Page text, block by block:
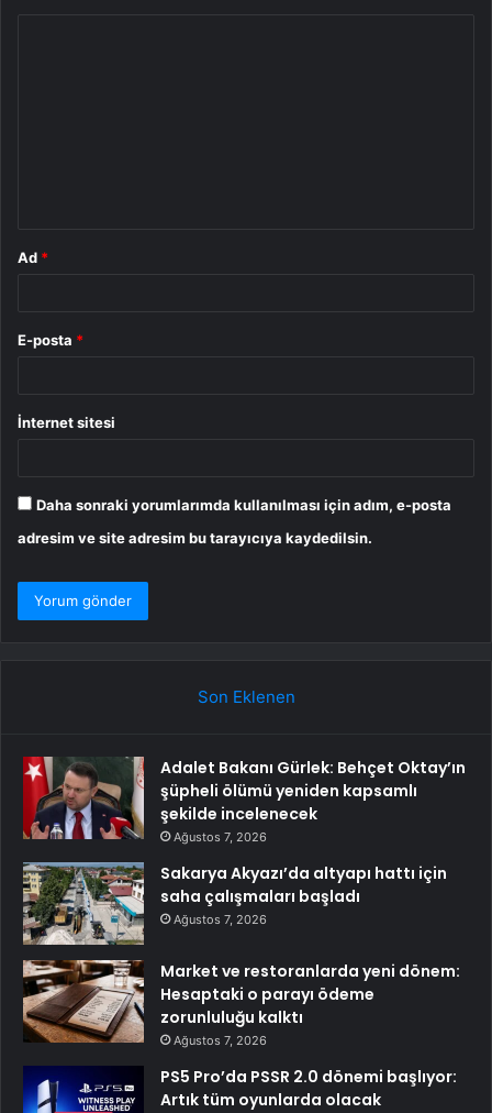
Ad *
E-posta *
İnternet sitesi
Daha sonraki yorumlarımda kullanılması için adım, e-posta
adresim ve site adresim bu tarayıcıya kaydedilsin.
Son Eklenen
Adalet Bakanı Gürlek: Behçet Oktay’ın
şüpheli ölümü yeniden kapsamlı
şekilde incelenecek
Ağustos 7, 2026
Sakarya Akyazı’da altyapı hattı için
saha çalışmaları başladı
Ağustos 7, 2026
Market ve restoranlarda yeni dönem:
Hesaptaki o parayı ödeme
zorunluluğu kalktı
Ağustos 7, 2026
PS5 Pro’da PSSR 2.0 dönemi başlıyor:
Artık tüm oyunlarda olacak